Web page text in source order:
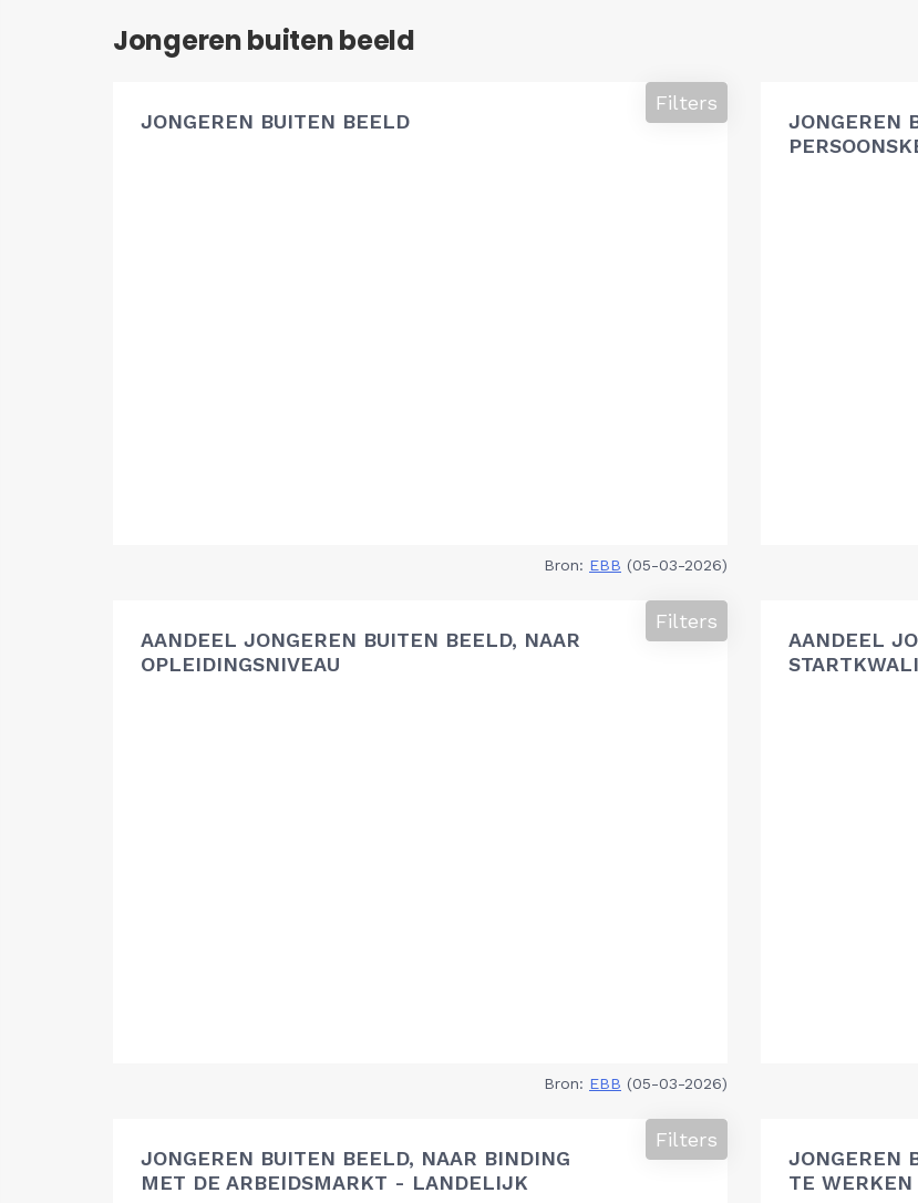
Jongeren buiten beeld
JONGEREN BUITEN BEELD
Filters
Bron: EBB (05-03-2026)
JONGEREN
AANDEEL JONGEREN BUITEN BEELD, NAAR
OPLEIDINGSNIVEAU
Filters
Bron: EBB (05-03-2026)
AANDEEL
JONGEREN BUITEN BEELD, NAAR BINDING
MET DE ARBEIDSMARKT - LANDELIJK
Filters
JONGEREN
TE WERKEN